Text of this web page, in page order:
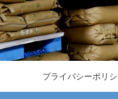
プライバシーポリ